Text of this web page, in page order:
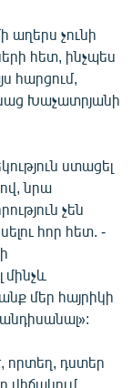
աղերս չունի
հետ, ինչպես
հարցում,
Խաչատրյանի
ստացել
նրա
չեն
հոր հետ. -
մեր հայրիկի
որտեղ, դստեր
վիճակում,